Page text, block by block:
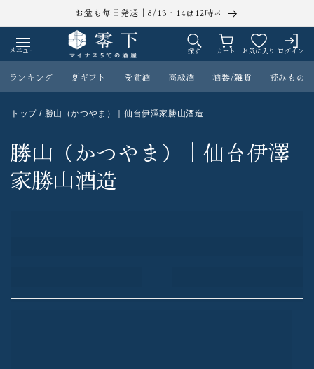
進む
お盆も毎日発送｜8/13・14は12時〆
メニュー 探す カート
カ
ー
ト
お気に入り ログイン
ロ
グ
イ
ン
ランキング 夏ギフト 受賞酒 高級酒 酒器/雑貨 読みもの
トップ/ 勝山（かつやま）｜仙台伊澤家勝山酒造
勝山（かつやま）｜仙台伊澤
家勝山酒造